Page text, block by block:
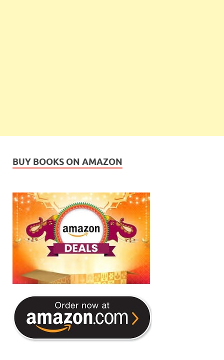
BUY BOOKS ON AMAZON